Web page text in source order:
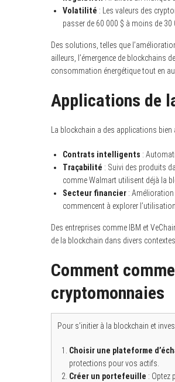
Volatilité : Les valeurs des
passer de 60 000 $ à moins de 30
Des solutions, telles que
ailleurs, l’émergence de blockchains
consommation énergétique tout en
Applications de
La blockchain a des applications
Contrats intelligents :
Traçabilité : Suivi des produits
comme Walmart utilisent déjà la
Secteur financier :
commencent à explorer
Des entreprises comme IBM et
de la blockchain dans divers contextes.
Comment
cryptomonnaies
Pour s’initier à la blockchain et
Choisir une plateforme
protections pour vos actifs.
Créer un portefeuille : Optez